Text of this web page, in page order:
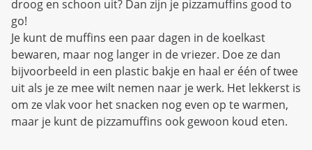
droog en schoon uit? Dan zijn je pizzamuffins good to
go!
Je kunt de muffins een paar dagen in de koelkast
bewaren, maar nog langer in de vriezer. Doe ze dan
bijvoorbeeld in een plastic bakje en haal er één of twee
uit als je ze mee wilt nemen naar je werk. Het lekkerst is
om ze vlak voor het snacken nog even op te warmen,
maar je kunt de pizzamuffins ook gewoon koud eten.